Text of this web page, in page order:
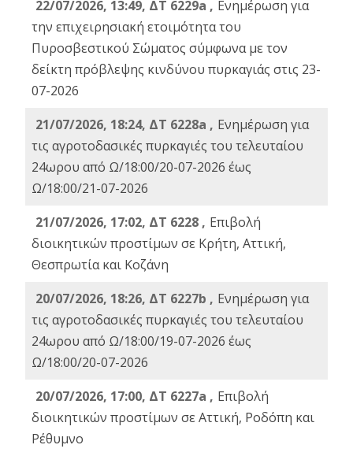
22/07/2026, 13:49, ΔΤ 6229a , Ενημέρωση για
την επιχειρησιακή ετοιμότητα του
Πυροσβεστικού Σώματος σύμφωνα με τον
δείκτη πρόβλεψης κινδύνου πυρκαγιάς στις 23-
07-2026
21/07/2026, 18:24, ΔΤ 6228a , Ενημέρωση για
τις αγροτοδασικές πυρκαγιές του τελευταίου
24ωρου από Ω/18:00/20-07-2026 έως
Ω/18:00/21-07-2026
21/07/2026, 17:02, ΔΤ 6228 , Επιβολή
διοικητικών προστίμων σε Κρήτη, Αττική,
Θεσπρωτία και Κοζάνη
20/07/2026, 18:26, ΔΤ 6227b , Ενημέρωση για
τις αγροτοδασικές πυρκαγιές του τελευταίου
24ωρου από Ω/18:00/19-07-2026 έως
Ω/18:00/20-07-2026
20/07/2026, 17:00, ΔΤ 6227a , Επιβολή
διοικητικών προστίμων σε Αττική, Ροδόπη και
Ρέθυμνο